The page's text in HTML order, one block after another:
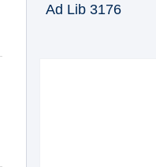
Ad Lib 3176